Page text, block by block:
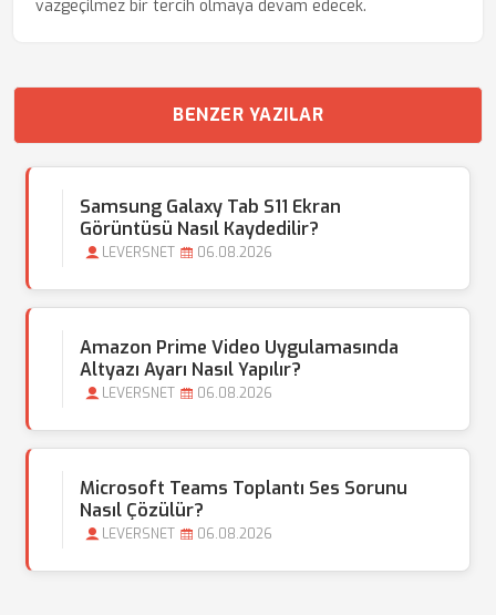
vazgeçilmez bir tercih olmaya devam edecek.
BENZER YAZILAR
Samsung Galaxy Tab S11 Ekran
Görüntüsü Nasıl Kaydedilir?
LEVERSNET 06.08.2026
Amazon Prime Video Uygulamasında
Altyazı Ayarı Nasıl Yapılır?
LEVERSNET 06.08.2026
Microsoft Teams Toplantı Ses Sorunu
Nasıl Çözülür?
LEVERSNET 06.08.2026